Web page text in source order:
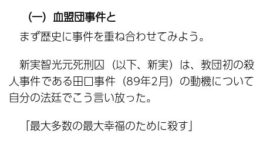
（一）血盟団事件と
まず歴史に事件を重ね合わせてみよう。
新実智光元死刑囚（以下、新実）は、教団初の殺
人事件である田口事件（89年2月）の動機について
自分の法廷でこう言い放った。
「最大多数の最大幸福のために殺す」